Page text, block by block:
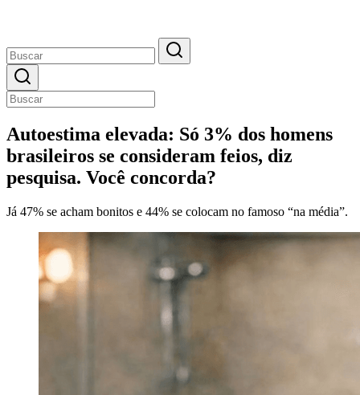
Autoestima elevada: Só 3% dos homens
brasileiros se consideram feios, diz
pesquisa. Você concorda?
Já 47% se acham bonitos e 44% se colocam no famoso “na média”.